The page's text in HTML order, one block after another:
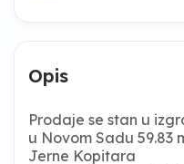
Opis
Prodaje se stan u
u Novom Sadu 59.83
Jerne Kopitara